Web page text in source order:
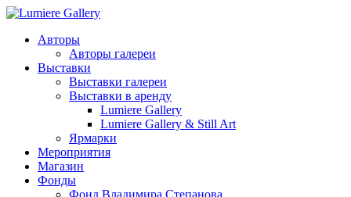
Авторы
Авторы галереи
Выставки
Выставки галереи
Выставки в аренду
Lumiere Gallery
Lumiere Gallery & Still Art
Ярмарки
Мероприятия
Магазин
Фонды
Фонд Владимира Степанова